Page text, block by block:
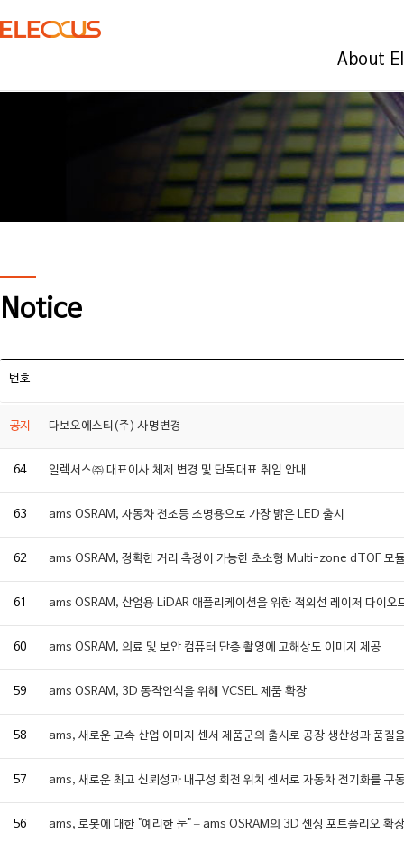
About
Notice
번호
공지 다보오에스티(주) 사명변경
64 일렉서스㈜ 대표이사 체제 변경 및 단독대표 취임 안내
63 ams OSRAM, 자동차 전조등 조명용으로 가장 밝은 LED 출시
62 ams OSRAM, 정확한 거리 측정이 가능한 초소형 Multi-zone dTOF 모
61 ams OSRAM, 산업용 LiDAR 애플리케이션을 위한 적외선 레이저 다이오
60 ams OSRAM, 의료 및 보안 컴퓨터 단층 촬영에 고해상도 이미지 제공
59 ams OSRAM, 3D 동작인식을 위해 VCSEL 제품 확장
58 ams, 새로운 고속 산업 이미지 센서 제품군의 출시로 공장 생산성과 품질
57 ams, 새로운 최고 신뢰성과 내구성 회전 위치 센서로 자동차 전기화를 구
56 ams, 로봇에 대한 "예리한 눈" – ams OSRAM의 3D 센싱 포트폴리오 확장